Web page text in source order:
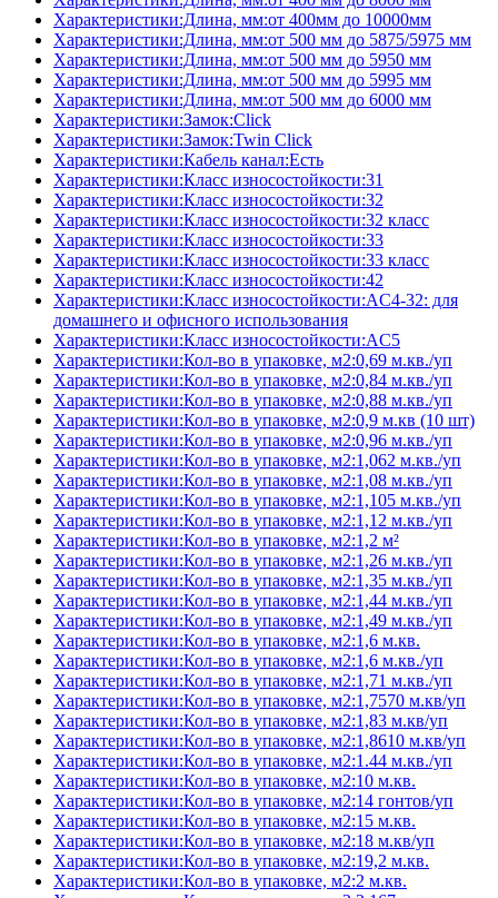
Характеристики:Длина, мм:от 400мм до 10000мм
Характеристики:Длина, мм:от 500 мм до 5875/5975 мм
Характеристики:Длина, мм:от 500 мм до 5950 мм
Характеристики:Длина, мм:от 500 мм до 5995 мм
Характеристики:Длина, мм:от 500 мм до 6000 мм
Характеристики:Замок:Click
Характеристики:Замок:Twin Click
Характеристики:Кабель канал:Есть
Характеристики:Класс износостойкости:31
Характеристики:Класс износостойкости:32
Характеристики:Класс износостойкости:32 класс
Характеристики:Класс износостойкости:33
Характеристики:Класс износостойкости:33 класс
Характеристики:Класс износостойкости:42
Характеристики:Класс износостойкости:AC4-32: для
домашнего и офисного использования
Характеристики:Класс износостойкости:AC5
Характеристики:Кол-во в упаковке, м2:0,69 м.кв./уп
Характеристики:Кол-во в упаковке, м2:0,84 м.кв./уп
Характеристики:Кол-во в упаковке, м2:0,88 м.кв./уп
Характеристики:Кол-во в упаковке, м2:0,9 м.кв (10 шт)
Характеристики:Кол-во в упаковке, м2:0,96 м.кв./уп
Характеристики:Кол-во в упаковке, м2:1,062 м.кв./уп
Характеристики:Кол-во в упаковке, м2:1,08 м.кв./уп
Характеристики:Кол-во в упаковке, м2:1,105 м.кв./уп
Характеристики:Кол-во в упаковке, м2:1,12 м.кв./уп
Характеристики:Кол-во в упаковке, м2:1,2 м²
Характеристики:Кол-во в упаковке, м2:1,26 м.кв./уп
Характеристики:Кол-во в упаковке, м2:1,35 м.кв./уп
Характеристики:Кол-во в упаковке, м2:1,44 м.кв./уп
Характеристики:Кол-во в упаковке, м2:1,49 м.кв./уп
Характеристики:Кол-во в упаковке, м2:1,6 м.кв.
Характеристики:Кол-во в упаковке, м2:1,6 м.кв./уп
Характеристики:Кол-во в упаковке, м2:1,71 м.кв./уп
Характеристики:Кол-во в упаковке, м2:1,7570 м.кв/уп
Характеристики:Кол-во в упаковке, м2:1,83 м.кв/уп
Характеристики:Кол-во в упаковке, м2:1,8610 м.кв/уп
Характеристики:Кол-во в упаковке, м2:1.44 м.кв./уп
Характеристики:Кол-во в упаковке, м2:10 м.кв.
Характеристики:Кол-во в упаковке, м2:14 гонтов/уп
Характеристики:Кол-во в упаковке, м2:15 м.кв.
Характеристики:Кол-во в упаковке, м2:18 м.кв/уп
Характеристики:Кол-во в упаковке, м2:19,2 м.кв.
Характеристики:Кол-во в упаковке, м2:2 м.кв.